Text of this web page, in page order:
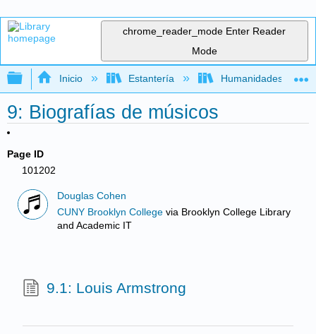
chrome_reader_mode Enter Reader
Mode
Expandir/contraer jerarquía global
Inicio Estantería Humanidades
9: Biografías de músicos
Page ID
101202
Douglas Cohen
CUNY Brooklyn College via Brooklyn College Library
and Academic IT
9.1: Louis Armstrong